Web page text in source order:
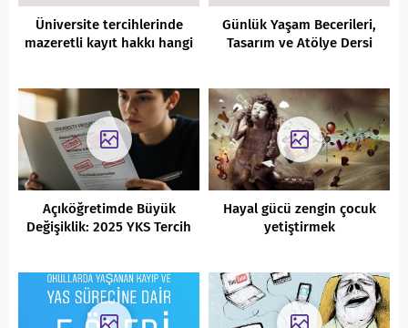
Üniversite tercihlerinde
mazeretli kayıt hakkı hangi
Günlük Yaşam Becerileri,
Tasarım ve Atölye Dersi
Açıköğretimde Büyük
Değişiklik: 2025 YKS Tercih
Hayal gücü zengin çocuk
yetiştirmek